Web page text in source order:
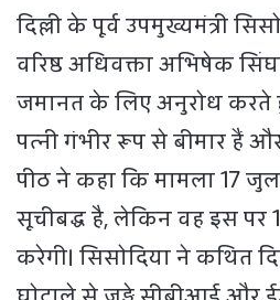
दिल्ली के पूर्व उपमुख्यमंत्री
वरिष्ठ अधिवक्ता अभिषेक
जमानत के लिए अनुरोध करते
पत्नी गंभीर रूप से बीमार हैं
पीठ ने कहा कि मामला 17
सूचीबद्ध है, लेकिन वह इस पर
करेगी। सिसोदिया ने कथित